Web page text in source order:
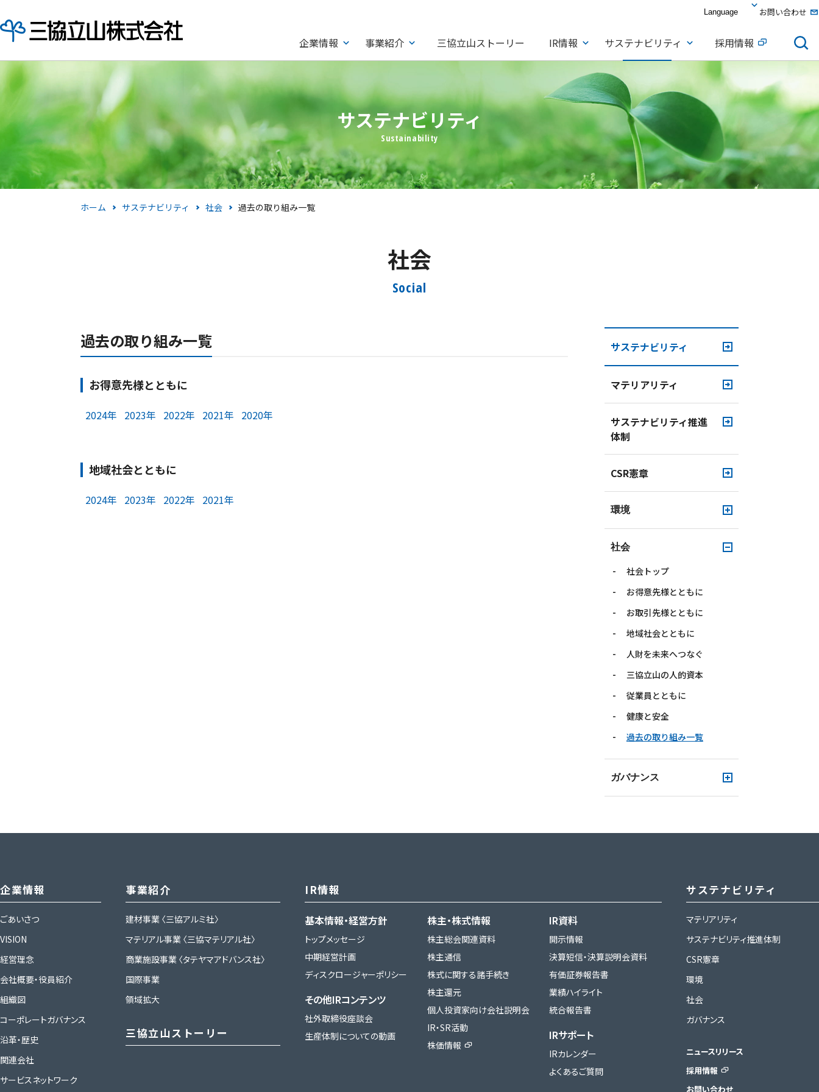
お問い合わせ
企業情報 事業紹介 三協立山ストーリー IR情報 サステナビリティ 採用情報
サステナビリティ
ホーム サステナビリティ 社会 過去の取り組み一覧
社会
過去の取り組み一覧
お得意先様とともに
2024年 2023年 2022年 2021年 2020年
地域社会とともに
2024年 2023年 2022年 2021年
サステナビリティ
マテリアリティ
サステナビリティ推進
体制
CSR憲章
環境
社会
社会トップ
お得意先様とともに
お取引先様とともに
地域社会とともに
人財を未来へつなぐ
三協立山の人的資本
従業員とともに
健康と安全
過去の取り組み一覧
ガバナンス
企業情報
ごあいさつ
VISION
経営理念
会社概要・役員紹介
組織図
コーポレートガバナンス
沿革・歴史
関連会社
サービスネットワーク
事業紹介
建材事業 〈三協アルミ社〉
マテリアル事業 〈三協マテリアル社〉
商業施設事業 〈タテヤマアドバンス社〉
国際事業
領域拡大
三協立山ストーリー
IR情報
基本情報・経営方針
トップメッセージ
中期経営計画
ディスクロージャーポリシー
その他IRコンテンツ
社外取締役座談会
生産体制についての動画
株主・株式情報
株主総会関連資料
株主通信
株式に関する諸手続き
株主還元
個人投資家向け会社説明会
IR・SR活動
株価情報
IR資料
開示情報
決算短信・決算説明会資料
有価証券報告書
業績ハイライト
統合報告書
IRサポート
IRカレンダー
よくあるご質問
サステナビリティ
マテリアリティ
サステナビリティ推進体制
CSR憲章
環境
社会
ガバナンス
ニュースリリース
採用情報
お問い合わせ